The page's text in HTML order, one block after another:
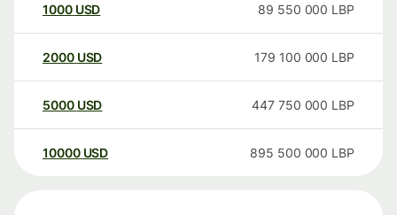
1000 USD 89 550 000 LBP
2000 USD 179 100 000 LBP
5000 USD 447 750 000 LBP
10000 USD 895 500 000 LBP